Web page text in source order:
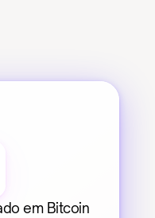
em Bitcoin